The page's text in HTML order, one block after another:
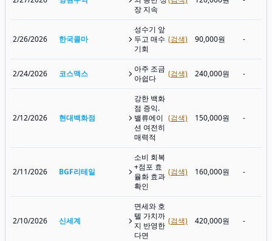
장 지속
2/26/2026 한국콜마
성수기 앞
두고 매수
기회
(검색) 90,000원 -
2/24/2026 코스맥스
아주 조금
아쉽다
(검색) 240,000원 -
2/12/2026 현대백화점
강한 백화
점 증익.
밸류에이
션 여전히
매력적
(검색) 150,000원 -
2/11/2026 BGF리테일
소비 회복
+점포 효
율화 효과
확인
(검색) 160,000원 -
2/10/2026 신세계
면세와 호
텔 가치까
지 반영한
다면
(검색) 420,000원 -